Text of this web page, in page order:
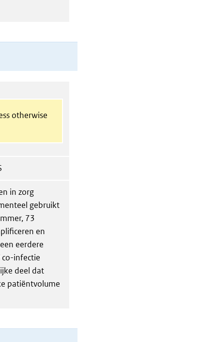
otherwise
in zorg
gebruikt
73
en
eerdere
infectie
deel dat
patiëntvolume